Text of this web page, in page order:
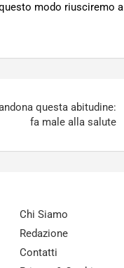
modo riusciremo a
questa abitudine:
fa male alla salute
Chi Siamo
Redazione
Contatti